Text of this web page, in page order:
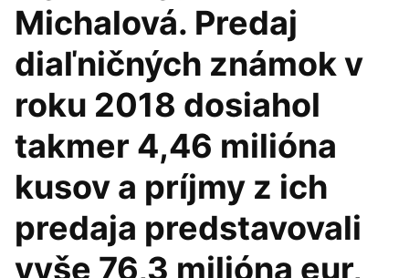
Michalová. Predaj
diaľničných známok v
roku 2018 dosiahol
takmer 4,46 milióna
kusov a príjmy z ich
predaja predstavovali
vyše 76,3 milióna eur,